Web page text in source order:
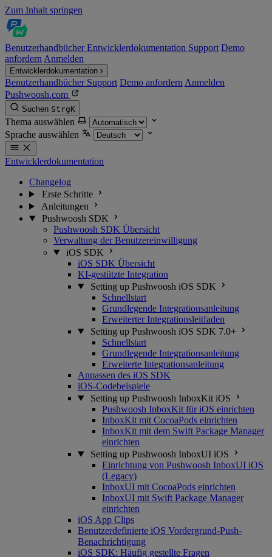
Zum Inhalt springen
BenutzerhandbücherEntwicklerdokumentation Support Demo
anfordern Anmelden
Entwicklerdokumentation
Benutzerhandbücher Support Demo anfordern Anmelden
Pushwoosh.com
Suchen StrgK
Thema auswählen
Sprache auswählen
Entwicklerdokumentation
Changelog
Erste Schritte
Anleitungen
Pushwoosh SDK
Pushwoosh SDK Übersicht
Verwaltung der Benutzereinwilligung
iOS SDK
iOS SDK Übersicht
KI-gestützte Integration
Setting up Pushwoosh iOS SDK
Schnellstart
Grundlegende Integrationsanleitung
Erweiterter Integrationsleitfaden
Setting up Pushwoosh iOS SDK 7.0+
Schnellstart
Grundlegende Integrationsanleitung
Erweiterte Integrationsanleitung
Anpassen des iOS SDK
iOS-Codebeispiele
Setting up Pushwoosh InboxKit iOS
Pushwoosh InboxKit für iOS einrichten
InboxKit mit CocoaPods einrichten
InboxKit mit dem Swift Package Manager
einrichten
Setting up Pushwoosh InboxUI iOS
Einrichtung von Pushwoosh InboxUI iOS
(Legacy)
InboxUI mit CocoaPods einrichten
InboxUI mit Swift Package Manager
einrichten
iOS App Clips
Benutzerdefinierte iOS Vordergrund-Push-
Benachrichtigung
iOS SDK: Häufig gestellte Fragen